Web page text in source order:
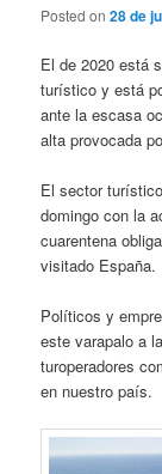
Posted on28 de
El de 2020 está
turístico y está
ante la escasa
alta provocada
El sector
domingo con la
cuarentena
visitado España.
Políticos y
este varapalo a
turoperadores
en nuestro país.